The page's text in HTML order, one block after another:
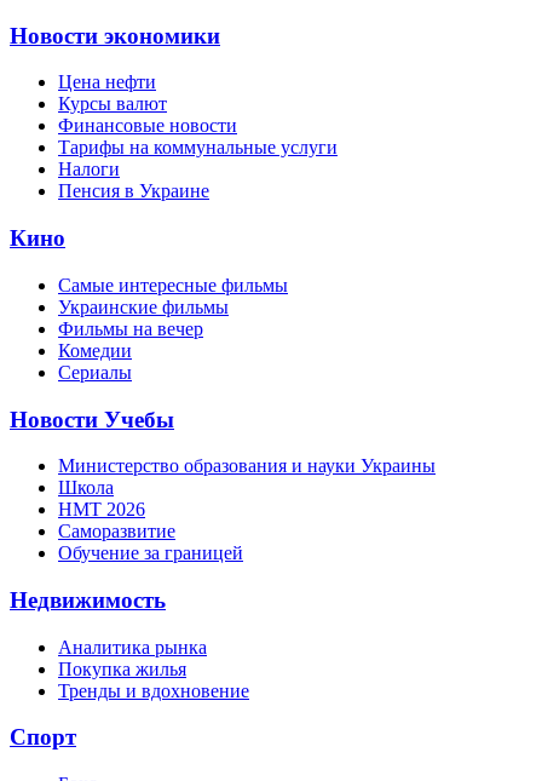
Новости экономики
Цена нефти
Курсы валют
Финансовые новости
Тарифы на коммунальные услуги
Налоги
Пенсия в Украине
Кино
Самые интересные фильмы
Украинские фильмы
Фильмы на вечер
Комедии
Сериалы
Новости Учебы
Министерство образования и науки Украины
Школа
НМТ 2026
Саморазвитие
Обучение за границей
Недвижимость
Аналитика рынка
Покупка жилья
Тренды и вдохновение
Спорт